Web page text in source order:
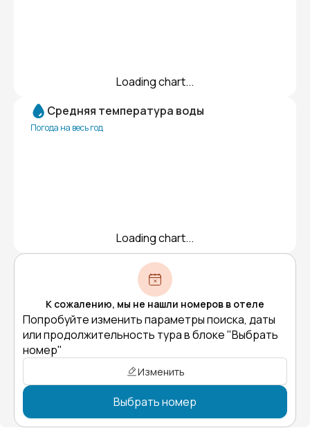
Loading chart...
Средняя температура воды
Погода на весь год
Loading chart...
К сожалению, мы не нашли номеров в отеле
Попробуйте изменить параметры поиска, даты
или продолжительность тура в блоке "Выбрать
номер"
Изменить
Выбрать номер